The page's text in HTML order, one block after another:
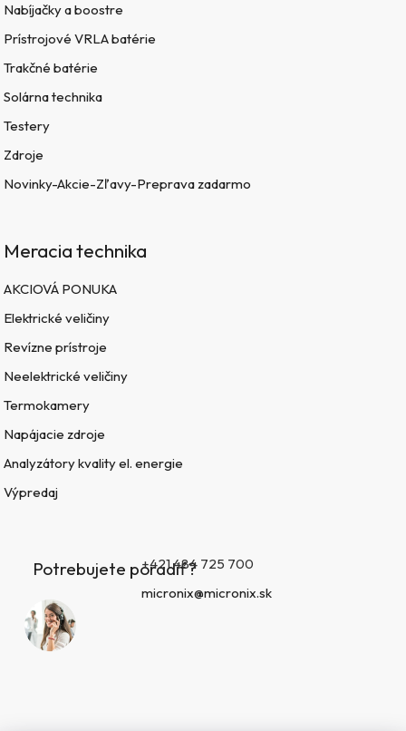
Nabíjačky a boostre
Prístrojové VRLA batérie
Trakčné batérie
Solárna technika
Testery
Zdroje
Novinky-Akcie-Zľavy-Preprava zadarmo
Meracia technika
AKCIOVÁ PONUKA
Elektrické veličiny
Revízne prístroje
Neelektrické veličiny
Termokamery
Napájacie zdroje
Analyzátory kvality el. energie
Výpredaj
Potrebujete poradiť?+421 484 725 700
micronix@micronix.sk